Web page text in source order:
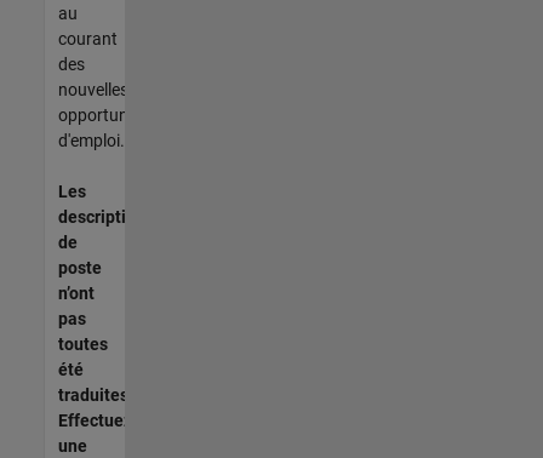
au
courant
des
nouvelles
opportunités
d'emploi.
Les
descriptions
de
poste
n’ont
pas
toutes
été
traduites.
Effectuez
une